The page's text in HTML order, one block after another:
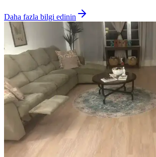
Daha fazla bilgi edinin